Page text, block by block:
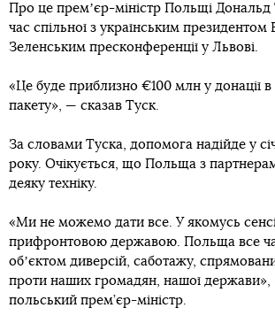
Про це премʼєр-міністр Польщі Дональд
час спільної з українським
Зеленським пресконференції у Львові.
«Це буде приблизно €100 млн у донації
пакету», — сказав Туск.
За словами Туска, допомога надійде у
року. Очікується, що Польща з
деяку техніку.
«Ми не можемо дати все. У якомусь
прифронтовою державою. Польща все
обʼєктом диверсій, саботажу,
проти наших громадян, нашої
польський прем’єр-міністр.